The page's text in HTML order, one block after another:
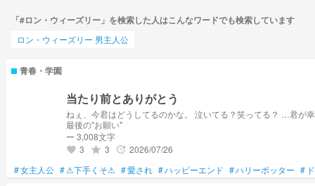
「#ロン・ウィーズリー」を検索した人はこんなワードでも検索しています
ロン・ウィーズリー 男主人公
青春・学園
当たり前とありがとう
ねぇ、今君はどうしてるのかな。 泣いてる？笑ってる？ …君が幸せなら、なんでもいいんだけどさ（笑） いつの日か、君、私にこう言っ
最後の"お願い"
ー 3,008文字
favorite 3 grade 3 update 2026/07/26
#女主人公 #⚠下手くそ⚠ #愛され #ハッピーエンド #ハリーポッター #